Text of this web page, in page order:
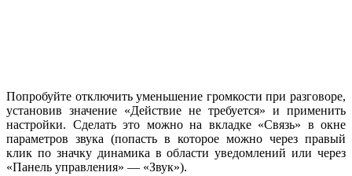
Попробуйте отключить уменьшение громкости при разговоре,
установив значение «Действие не требуется» и применить
настройки. Сделать это можно на вкладке «Связь» в окне
параметров звука (попасть в которое можно через правый
клик по значку динамика в области уведомлений или через
«Панель управления» — «Звук»).